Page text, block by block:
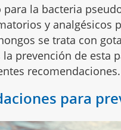
la bacteria
y analgésicos
se trata con
prevención de esta
recomendaciones.
para